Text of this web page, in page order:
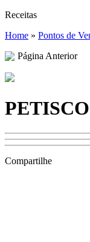
Receitas
Home » Pontos de
Página Anterior
Compartilhe